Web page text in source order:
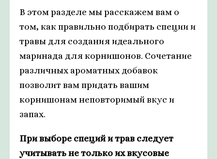
В этом разделе мы расскажем вам о
том, как правильно подбирать специи и
травы для создания идеального
маринада для корнишонов. Сочетание
различных ароматных добавок
позволит вам придать вашим
корнишонам неповторимый вкус и
запах.
При выборе специй и трав следует
учитывать не только их вкусовые